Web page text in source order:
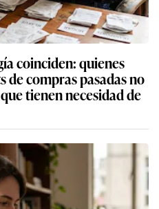
coinciden: quienes
de compras pasadas no
tienen necesidad de